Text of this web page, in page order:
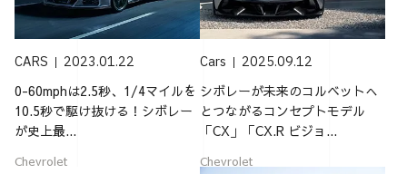
CARS 2023.01.22
0-60mphは2.5秒、1/4マイルを
10.5秒で駆け抜ける！シボレー
が史上最...
Chevrolet
Cars 2025.09.12
シボレーが未来のコルベットへ
とつながるコンセプトモデル
「CX」「CX.R ビジョ...
Chevrolet